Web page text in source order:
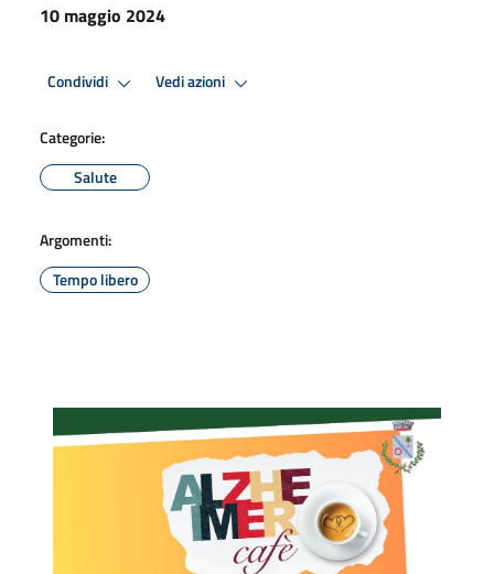
10 maggio 2024
Condividi Vedi azioni
Categorie:
Salute
Argomenti:
Tempo libero